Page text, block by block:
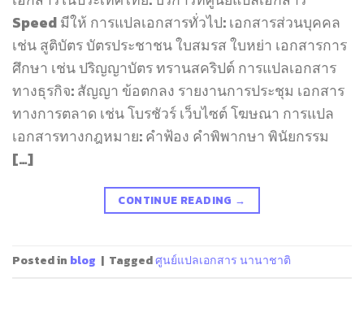
Speed มีให้ การแปลเอกสารทั่วไป: เอกสารส่วนบุคคล
เช่น สูติบัตร บัตรประชาชน ใบสมรส ใบหย่า เอกสารการ
ศึกษา เช่น ปริญญาบัตร ทรานสคริปต์ การแปลเอกสาร
ทางธุรกิจ: สัญญา ข้อตกลง รายงานการประชุม เอกสาร
ทางการตลาด เช่น โบรชัวร์ เว็บไซต์ โฆษณา การแปล
เอกสารทางกฎหมาย: คำฟ้อง คำพิพากษา พินัยกรรม
[…]
CONTINUE READING →
Posted in blog | Taggedศูนย์แปลเอกสาร นานาชาติ